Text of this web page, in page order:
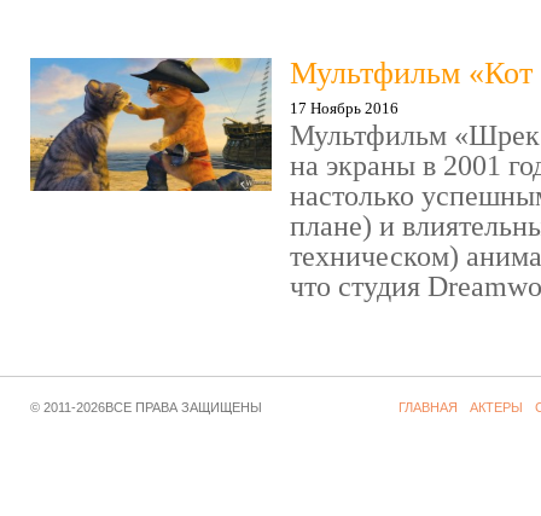
Мультфильм «Кот
17 Ноябрь 2016
Мультфильм
на экраны в 2001
настолько
плане) и
техническом)
что студия
© 2011-2026ВСЕ ПРАВА ЗАЩИЩЕНЫ ГЛАВНАЯ АКТЕРЫ